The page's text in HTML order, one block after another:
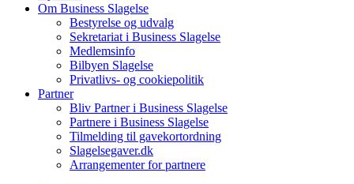
Om Business Slagelse
Bestyrelse og udvalg
Sekretariat i Business Slagelse
Medlemsinfo
Bilbyen Slagelse
Privatlivs- og cookiepolitik
Partner
Bliv Partner i Business Slagelse
Partnere i Business Slagelse
Tilmelding til gavekortordning
Slagelsegaver.dk
Arrangementer for partnere